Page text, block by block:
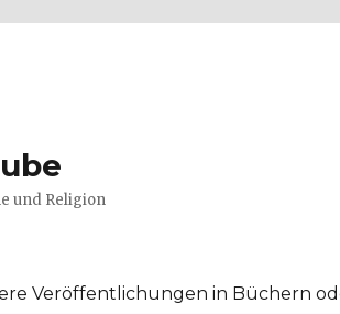
und Religion
Veröffentlichungen in Büchern